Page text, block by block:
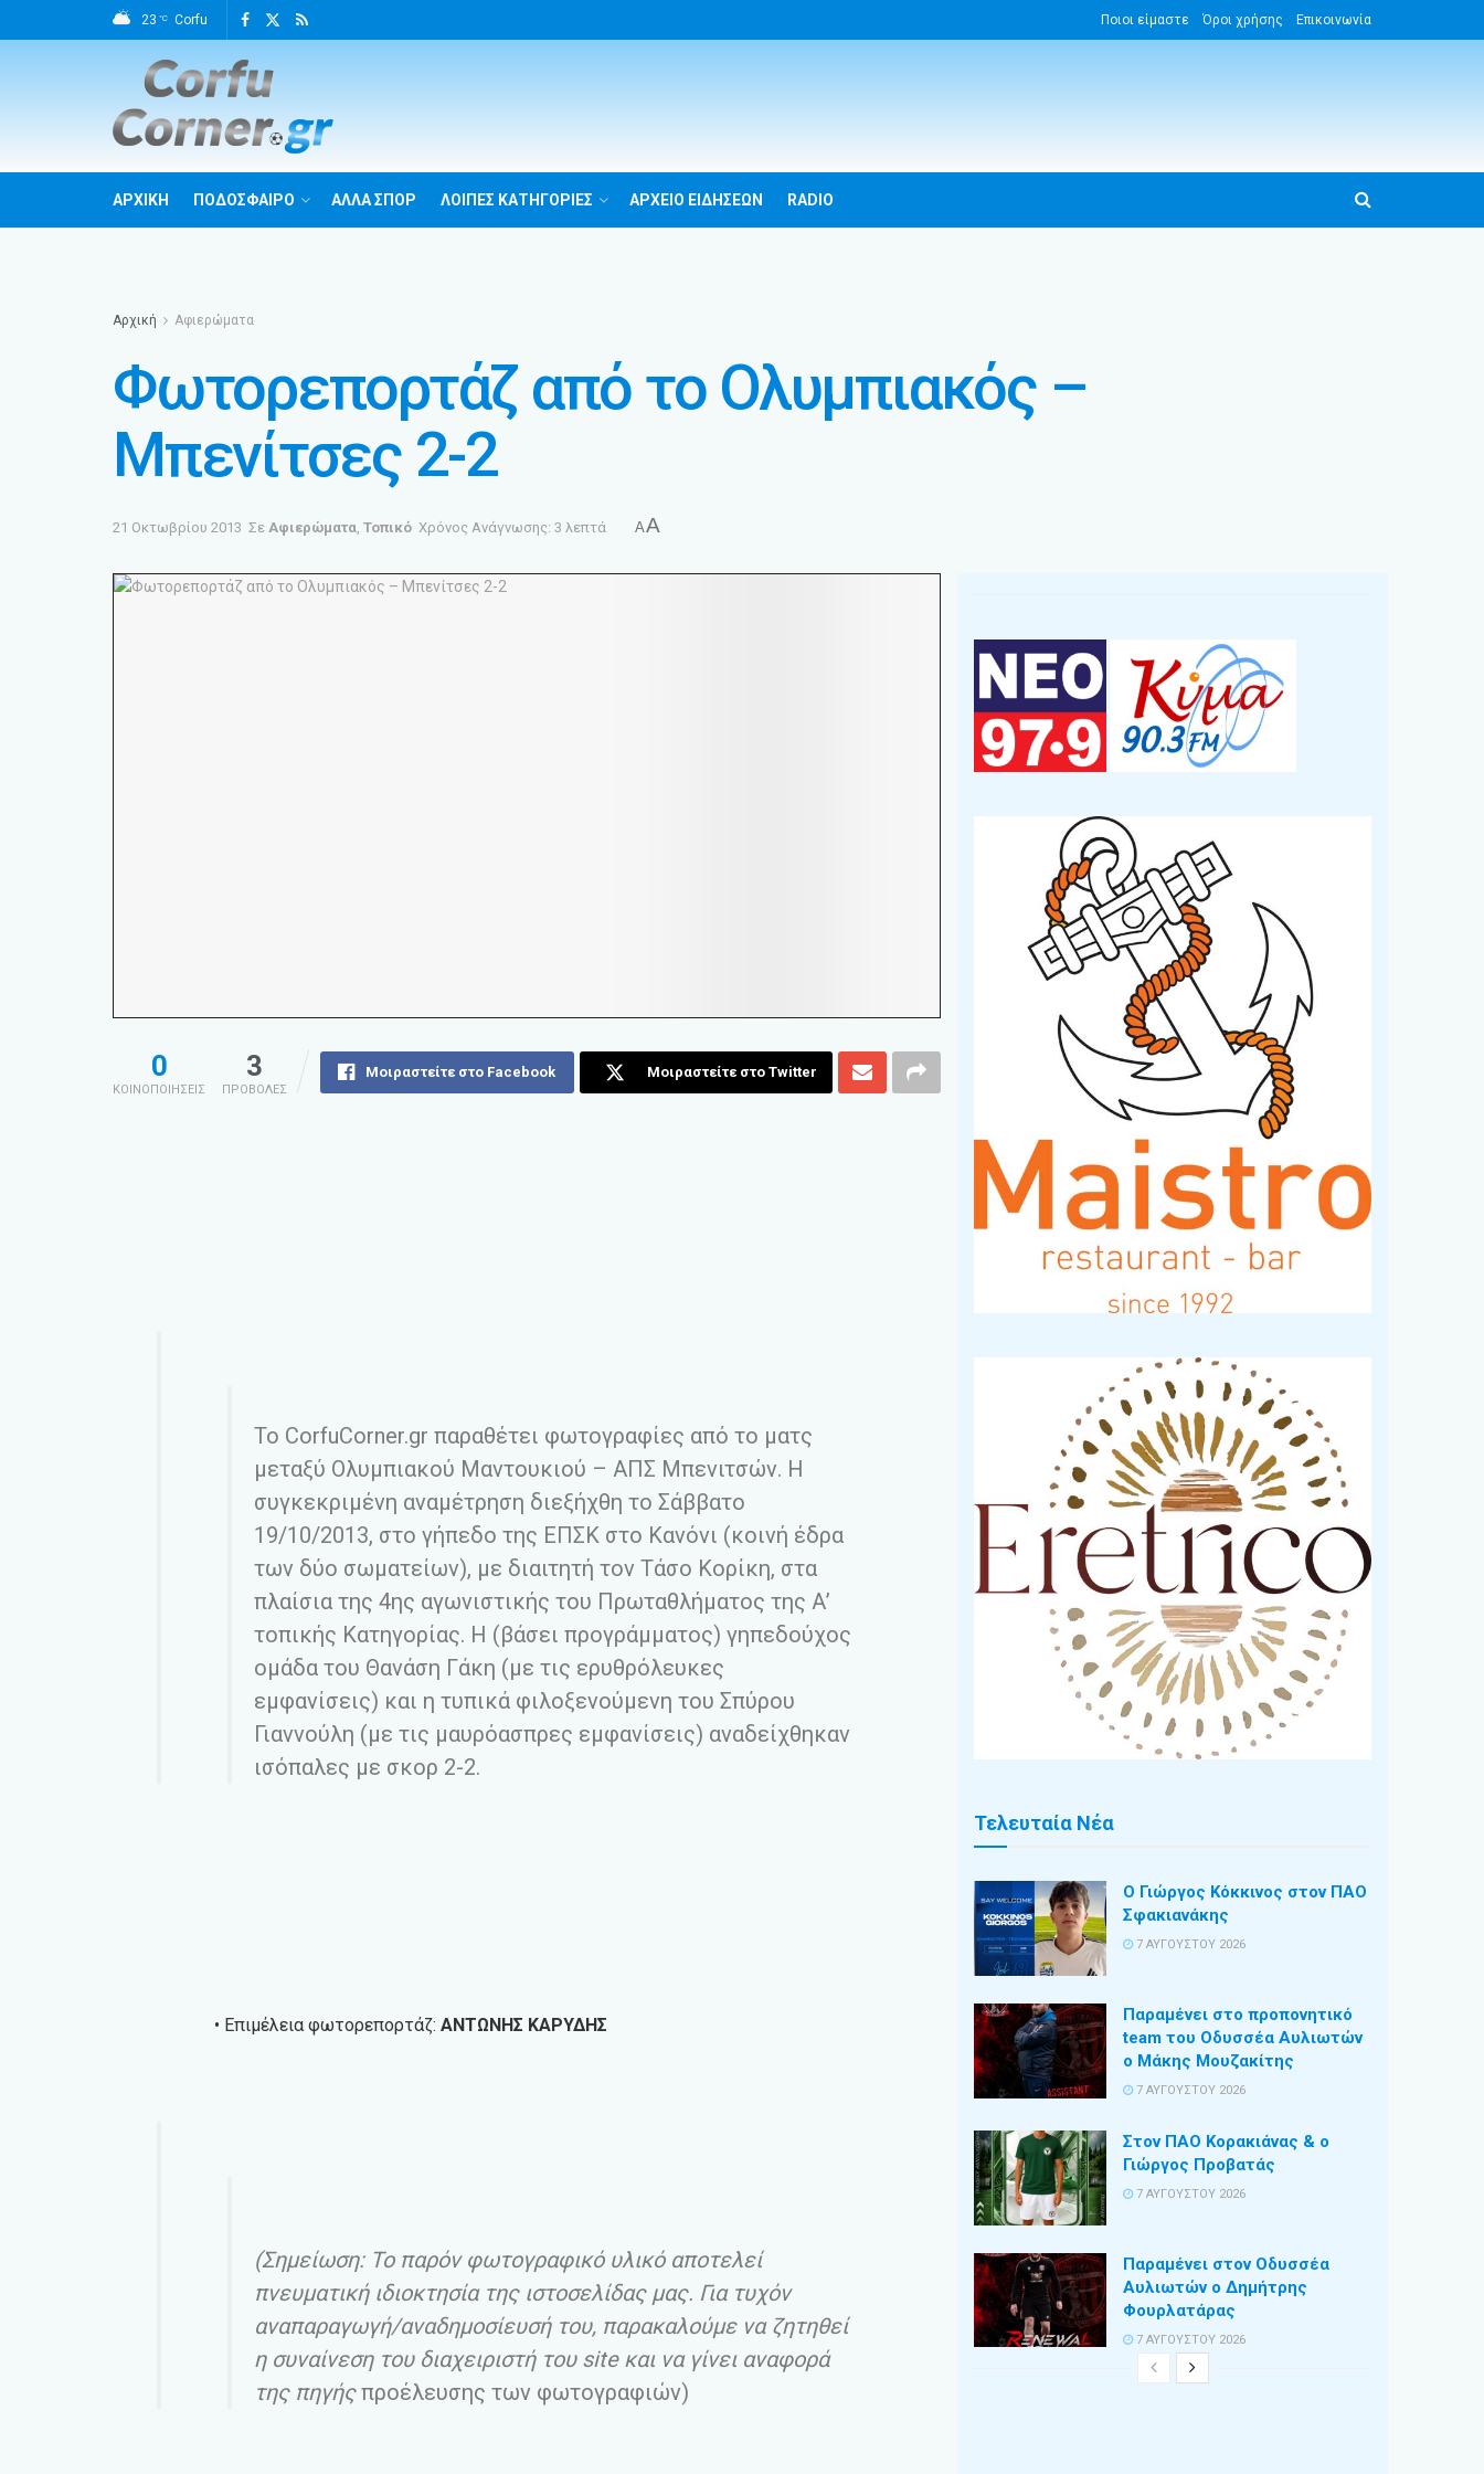
23 °C Corfu Ποιοι είμαστε Όροι χρήσης Επικοινωνία
ΑΡΧΙΚΗ ΠΟΔΟΣΦΑΙΡΟ ΑΛΛΑ ΣΠΟΡ ΛΟΙΠΕΣ ΚΑΤΗΓΟΡΙΕΣ ΑΡΧΕΙΟ ΕΙΔΗΣΕΩΝ RADIO
Αρχική Αφιερώματα
Φωτορεπορτάζ από το Ολυμπιακός –
Μπενίτσες 2-2
21 Οκτωβρίου 2013 Σε Αφιερώματα, Τοπικό Χρόνος Ανάγνωσης: 3 λεπτά AA
0
ΚΟΙΝΟΠΟΙΗΣΕΙΣ
3
ΠΡΟΒΟΛΕΣ
Μοιραστείτε στο Facebook Μοιραστείτε στο Twitter
Το CorfuCorner.gr παραθέτει φωτογραφίες από το ματς
μεταξύ Ολυμπιακού Μαντουκιού – ΑΠΣ Μπενιτσών. Η
συγκεκριμένη αναμέτρηση διεξήχθη το Σάββατο
19/10/2013, στο γήπεδο της ΕΠΣΚ στο Κανόνι (κοινή έδρα
των δύο σωματείων), με διαιτητή τον Τάσο Κορίκη, στα
πλαίσια της 4ης αγωνιστικής του Πρωταθλήματος της Α’
τοπικής Κατηγορίας. Η (βάσει προγράμματος) γηπεδούχος
ομάδα του Θανάση Γάκη (με τις ερυθρόλευκες
εμφανίσεις) και η τυπικά φιλοξενούμενη του Σπύρου
Γιαννούλη (με τις μαυρόασπρες εμφανίσεις) αναδείχθηκαν
ισόπαλες με σκορ 2-2.
• Επιμέλεια φωτορεπορτάζ: ΑΝΤΩΝΗΣ ΚΑΡΥΔΗΣ
(Σημείωση: Το παρόν φωτογραφικό υλικό αποτελεί
πνευματική ιδιοκτησία της ιστοσελίδας μας. Για τυχόν
αναπαραγωγή/αναδημοσίευσή του, παρακαλούμε να ζητηθεί
η συναίνεση του διαχειριστή του site και να γίνει αναφορά
της πηγήςπροέλευσης των φωτογραφιών)
Τελευταία Νέα
Ο Γιώργος Κόκκινος στον ΠΑΟ
Σφακιανάκης
7 ΑΥΓΟΎΣΤΟΥ 2026
Παραμένει στο προπονητικό
team του Οδυσσέα Αυλιωτών
ο Μάκης Μουζακίτης
7 ΑΥΓΟΎΣΤΟΥ 2026
Στον ΠΑΟ Κορακιάνας & ο
Γιώργος Προβατάς
7 ΑΥΓΟΎΣΤΟΥ 2026
Παραμένει στον Οδυσσέα
Αυλιωτών ο Δημήτρης
Φουρλατάρας
7 ΑΥΓΟΎΣΤΟΥ 2026